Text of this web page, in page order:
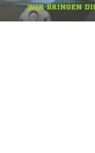
WIR BRINGEN